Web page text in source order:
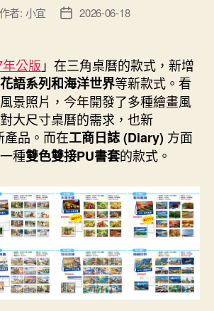
作者: 小宜
文
佈
日
期
2026-06-18
公版 」在三角桌曆的款式，新增
語系列和海洋世界等新款式。看
景照片，今年開發了多種繪畫風
大尺寸桌曆的需求，也新
產品。而在工商日誌 (Diary) 方面
種雙色雙接PU書套的款式。